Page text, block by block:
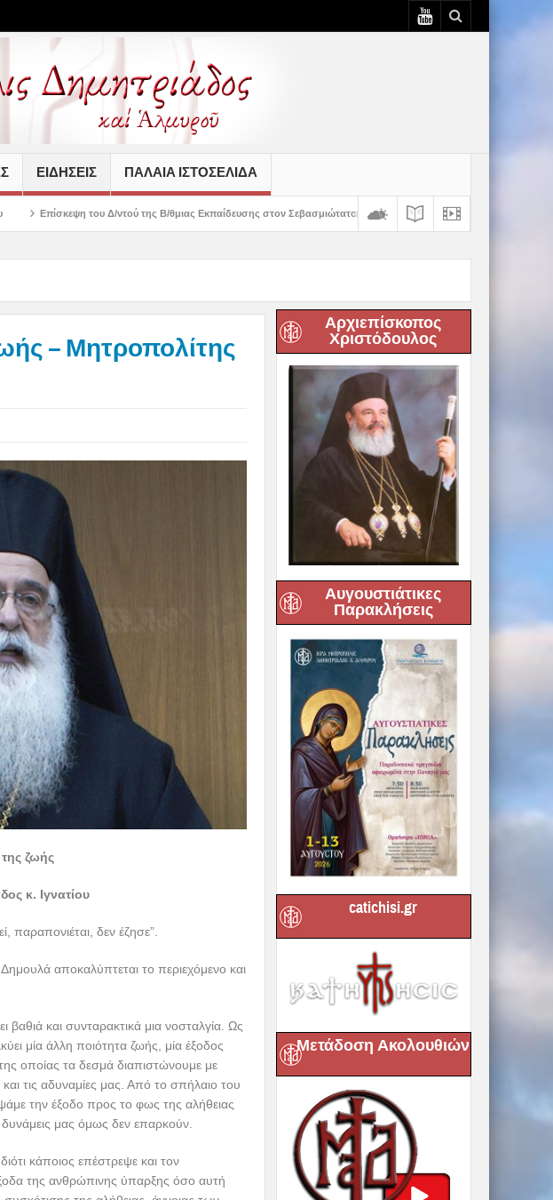
ΕΙΔΗΣΕΙΣ ΠΑΛΑΙΆ ΙΣΤΟΣΕΛΊΔΑ
ντού της Β/θμιας Εκπαίδευσης στον Σεβασμιώτατο Δημητριάδος Ιγνάτιος: «Ο Χριστός μάς έδειξε το
– Μητροπολίτης
ζωής
κ. Ιγνατίου
παραπονιέται, δεν έζησε”.
αποκαλύπτεται το περιεχόμενο και
και συνταρακτικά μια νοσταλγία. Ως
μία άλλη ποιότητα ζωής, μία έξοδος
οποίας τα δεσμά διαπιστώνουμε με
τις αδυναμίες μας. Από το σπήλαιο του
την έξοδο προς το φως της αλήθειας
μας όμως δεν επαρκούν.
κάποιος επέστρεψε και τον
της ανθρώπινης ύπαρξης όσο αυτή
Αρχιεπίσκοπος
Χριστόδουλος
Αυγουστιάτικες
Παρακλήσεις
catichisi.gr
Μετάδοση Ακολουθιών